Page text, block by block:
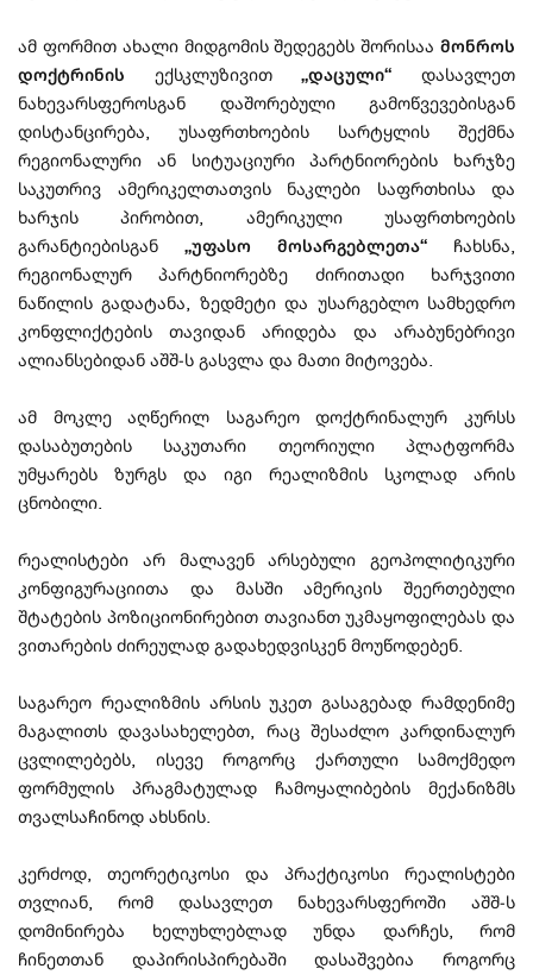
ამ ფორმით ახალი მიდგომის შედეგებს შორისაა მონროს
დოქტრინის ექსკლუზივით„დაცული“ დასავლეთ
ნახევარსფეროსგან დაშორებული გამოწვევებისგან
დისტანცირება, უსაფრთხოების სარტყლის შექმნა
რეგიონალური ან სიტუაციური პარტნიორების ხარჯზე
საკუთრივ ამერიკელთათვის ნაკლები საფრთხისა და
ხარჯის პირობით, ამერიკული უსაფრთხოების
გარანტიებისგან „უფასო მოსარგებლეთა“ ჩახსნა,
რეგიონალურ პარტნიორებზე ძირითადი ხარჯვითი
ნაწილის გადატანა, ზედმეტი და უსარგებლო სამხედრო
კონფლიქტების თავიდან არიდება და არაბუნებრივი
ალიანსებიდან აშშ-ს გასვლა და მათი მიტოვება.
ამ მოკლე აღწერილ საგარეო დოქტრინალურ კურსს
დასაბუთების საკუთარი თეორიული პლატფორმა
უმყარებს ზურგს და იგი რეალიზმის სკოლად არის
ცნობილი.
რეალისტები არ მალავენ არსებული გეოპოლიტიკური
კონფიგურაციითა და მასში ამერიკის შეერთებული
შტატების პოზიციონირებით თავიანთ უკმაყოფილებას და
ვითარების ძირეულად გადახედვისკენ მოუწოდებენ.
საგარეო რეალიზმის არსის უკეთ გასაგებად რამდენიმე
მაგალითს დავასახელებთ, რაც შესაძლო კარდინალურ
ცვლილებებს, ისევე როგორც ქართული სამოქმედო
ფორმულის პრაგმატულად ჩამოყალიბების მექანიზმს
თვალსაჩინოდ ახსნის.
კერძოდ, თეორეტიკოსი და პრაქტიკოსი რეალისტები
თვლიან, რომ დასავლეთ ნახევარსფეროში აშშ-ს
დომინირება ხელუხლებლად უნდა დარჩეს, რომ
ჩინეთთან დაპირისპირებაში დასაშვებია როგორც